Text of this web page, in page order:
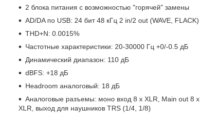
2 блока питания с возможностью "горячей" замены
AD/DA по USB: 24 бит 48 кГц 2 in/2 out (WAVE, FLACK)
THD+N: 0.0015%
Частотные характеристики: 20-30000 Гц +0/-0.5 дБ
Динамический диапазон: 110 дБ
dBFS: +18 дБ
Headroom аналоговый: 18 дБ
Аналоговые разъемы: моно вход 8 х XLR, Main out 8 x
XLR, выход для наушников TRS (1/4, 1/8)